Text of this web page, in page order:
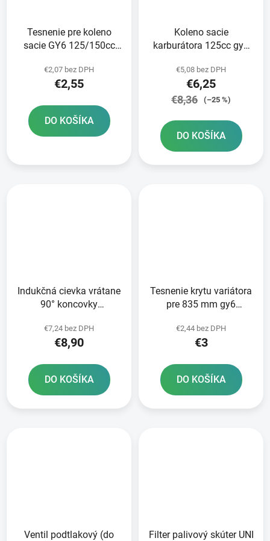
Tesnenie pre koleno
sacie GY6 125/150cc
€2,07 bez DPH
€2,55
DO KOŠÍKA
Koleno sacie
karburátora 125cc gy6
€5,08 bez DPH
€6,25
€8,36 (–25 %)
DO KOŠÍKA
Indukčná cievka vrátane
90° koncovky
€7,24 bez DPH
€8,90
DO KOŠÍKA
Tesnenie krytu variátora
pre 835 mm gy6
€2,44 bez DPH
€3
DO KOŠÍKA
Ventil podtlakový (do
Filter palivový skúter UNI